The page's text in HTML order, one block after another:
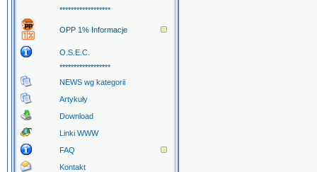
******************
OPP 1% Informacje
O.S.E.C.
******************
NEWS wg kategorii
Artykuły
Download
Linki WWW
FAQ
Kontakt